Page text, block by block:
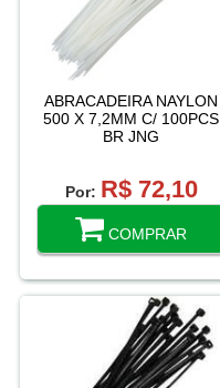
ABRACADEIRA NAYLON
500 X 7,2MM C/ 100PCS
BR JNG
Por: R$ 72,10
COMPRAR